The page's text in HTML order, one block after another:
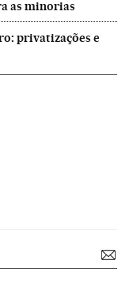
as minorias
privatizações e